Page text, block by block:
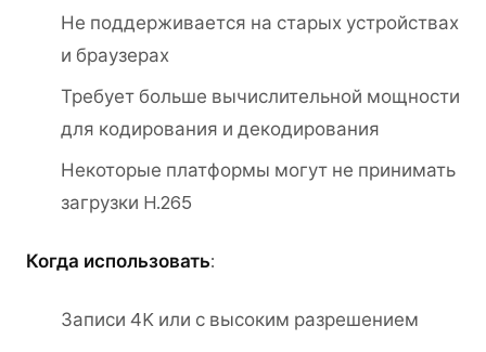
Не поддерживается на старых устройствах
и браузерах
Требует больше вычислительной мощности
для кодирования и декодирования
Некоторые платформы могут не принимать
загрузки H.265
Когда использовать:
Записи 4K или с высоким разрешением